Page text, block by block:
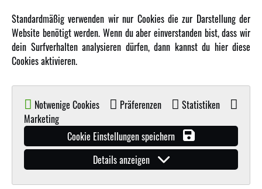
MEHR VON AMEWI
AMXRacing - Qualitäts RC-Zubehör
Amewi Construction - Nutzfahrzeuge
Amewi B2B-Shop
Standardmäßig verwenden wir nur Cookies die zur Darstellung der
Website benötigt werden. Wenn du aber einverstanden bist, dass wir
dein Surfverhalten analysieren dürfen, dann kannst du hier diese
Cookies aktivieren.
Notwenige Cookies Präferenzen
Statistiken
Marketing
Cookie Einstellungen speichern
Details anzeigen